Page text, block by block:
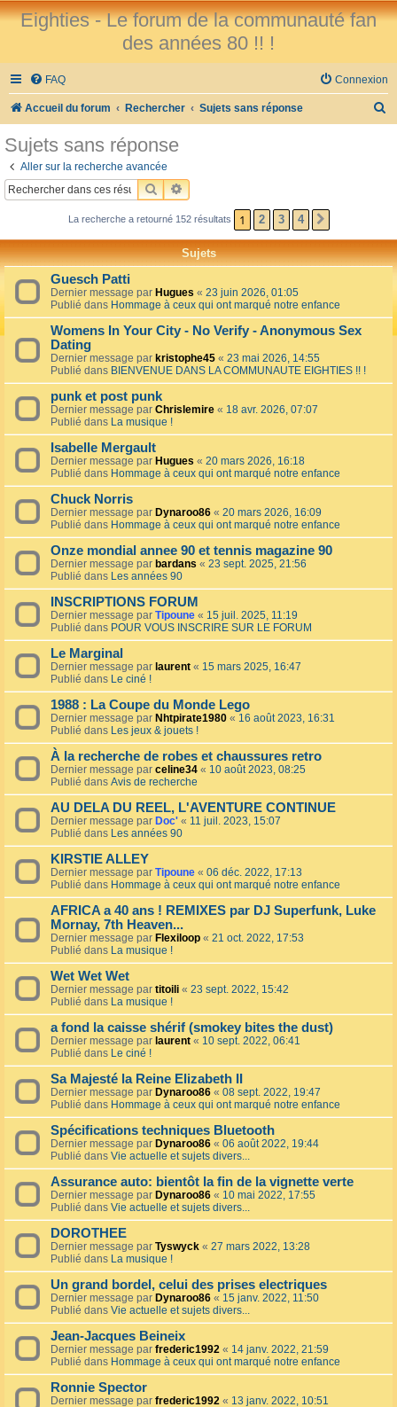
Eighties - Le forum de la communauté fan
des années 80 !! !
FAQ Connexion
Accueil du forum Rechercher Sujets sans réponse
h
r
Sujets sans réponse
Aller sur la recherche avancée
RECHERCHER
RECHERCHE AVANCÉE
La recherche a retourné 152 résultats 1 2 3 4
Sujets
Guesch Patti
Dernier message par Hugues « 23 juin 2026, 01:05
Publié dans Hommage à ceux qui ont marqué notre enfance
Womens In Your City - No Verify - Anonymous Sex
Dating
Dernier message par kristophe45 « 23 mai 2026, 14:55
Publié dans BIENVENUE DANS LA COMMUNAUTE EIGHTIES !! !
punk et post punk
Dernier message par Chrislemire « 18 avr. 2026, 07:07
Publié dans La musique !
Isabelle Mergault
Dernier message par Hugues « 20 mars 2026, 16:18
Publié dans Hommage à ceux qui ont marqué notre enfance
Chuck Norris
Dernier message par Dynaroo86 « 20 mars 2026, 16:09
Publié dans Hommage à ceux qui ont marqué notre enfance
Onze mondial annee 90 et tennis magazine 90
Dernier message par bardans « 23 sept. 2025, 21:56
Publié dans Les années 90
INSCRIPTIONS FORUM
Dernier message par Tipoune « 15 juil. 2025, 11:19
Publié dans POUR VOUS INSCRIRE SUR LE FORUM
Le Marginal
Dernier message par laurent « 15 mars 2025, 16:47
Publié dans Le ciné !
1988 : La Coupe du Monde Lego
Dernier message par Nhtpirate1980 « 16 août 2023, 16:31
Publié dans Les jeux & jouets !
À la recherche de robes et chaussures retro
Dernier message par celine34 « 10 août 2023, 08:25
Publié dans Avis de recherche
AU DELA DU REEL, L'AVENTURE CONTINUE
Dernier message par Doc' « 11 juil. 2023, 15:07
Publié dans Les années 90
KIRSTIE ALLEY
Dernier message par Tipoune « 06 déc. 2022, 17:13
Publié dans Hommage à ceux qui ont marqué notre enfance
AFRICA a 40 ans ! REMIXES par DJ Superfunk, Luke
Mornay, 7th Heaven...
Dernier message par Flexiloop « 21 oct. 2022, 17:53
Publié dans La musique !
Wet Wet Wet
Dernier message par titoili « 23 sept. 2022, 15:42
Publié dans La musique !
a fond la caisse shérif (smokey bites the dust)
Dernier message par laurent « 10 sept. 2022, 06:41
Publié dans Le ciné !
Sa Majesté la Reine Elizabeth II
Dernier message par Dynaroo86 « 08 sept. 2022, 19:47
Publié dans Hommage à ceux qui ont marqué notre enfance
Spécifications techniques Bluetooth
Dernier message par Dynaroo86 « 06 août 2022, 19:44
Publié dans Vie actuelle et sujets divers...
Assurance auto: bientôt la fin de la vignette verte
Dernier message par Dynaroo86 « 10 mai 2022, 17:55
Publié dans Vie actuelle et sujets divers...
DOROTHEE
Dernier message par Tyswyck « 27 mars 2022, 13:28
Publié dans La musique !
Un grand bordel, celui des prises electriques
Dernier message par Dynaroo86 « 15 janv. 2022, 11:50
Publié dans Vie actuelle et sujets divers...
Jean-Jacques Beineix
Dernier message par frederic1992 « 14 janv. 2022, 21:59
Publié dans Hommage à ceux qui ont marqué notre enfance
Ronnie Spector
Dernier message par frederic1992 « 13 janv. 2022, 10:51